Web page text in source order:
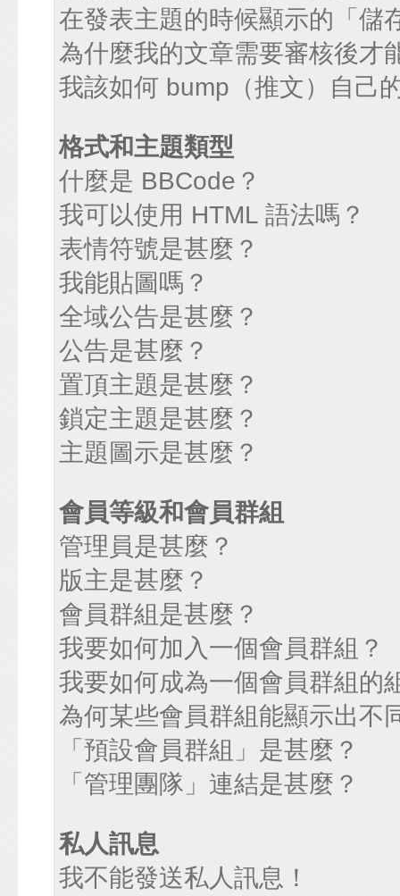
在發表主題的時候顯示的「儲
為什麼我的文章需要審核後才
我該如何 bump（推文）自己
格式和主題類型
什麼是 BBCode？
我可以使用 HTML 語法嗎？
表情符號是甚麼？
我能貼圖嗎？
全域公告是甚麼？
公告是甚麼？
置頂主題是甚麼？
鎖定主題是甚麼？
主題圖示是甚麼？
會員等級和會員群組
管理員是甚麼？
版主是甚麼？
會員群組是甚麼？
我要如何加入一個會員群組？
我要如何成為一個會員群組的
為何某些會員群組能顯示出不
「預設會員群組」是甚麼？
「管理團隊」連結是甚麼？
私人訊息
我不能發送私人訊息！